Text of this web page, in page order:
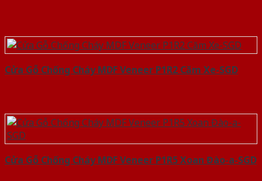
Cửa Gỗ Chống Cháy MDF Veneer P1R2 Căm Xe-SGD
Cửa Gỗ Chống Cháy MDF Veneer P1R5 Xoan Đào-a-SGD